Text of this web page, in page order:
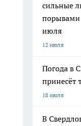
сильные
порывами
июля
12 июля
Погода в
принесёт
18 июля
В